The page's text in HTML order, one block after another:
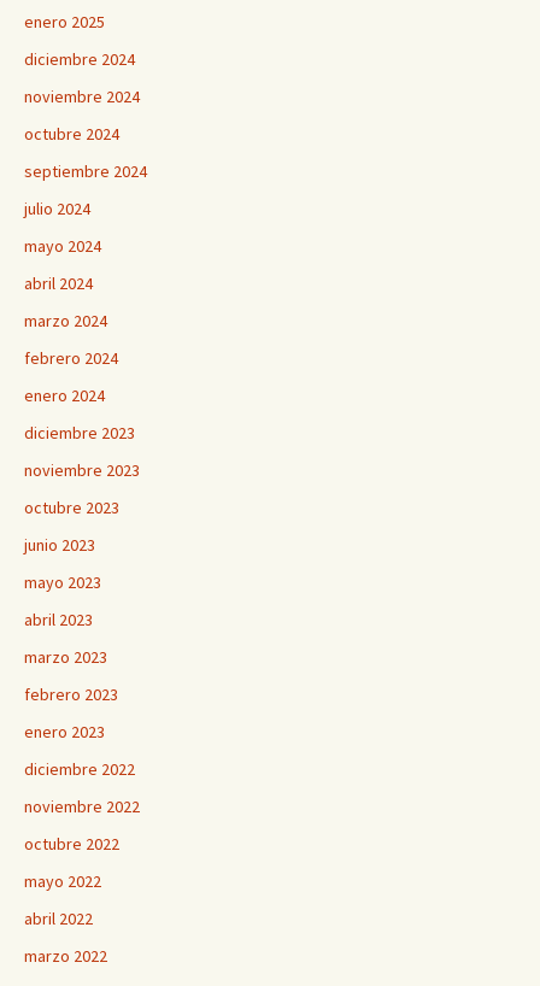
enero 2025
diciembre 2024
noviembre 2024
octubre 2024
septiembre 2024
julio 2024
mayo 2024
abril 2024
marzo 2024
febrero 2024
enero 2024
diciembre 2023
noviembre 2023
octubre 2023
junio 2023
mayo 2023
abril 2023
marzo 2023
febrero 2023
enero 2023
diciembre 2022
noviembre 2022
octubre 2022
mayo 2022
abril 2022
marzo 2022